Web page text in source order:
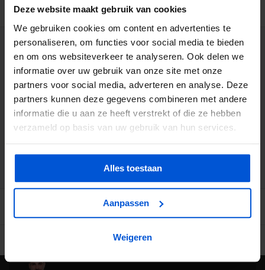
Deze website maakt gebruik van cookies
We gebruiken cookies om content en advertenties te
personaliseren, om functies voor social media te bieden
en om ons websiteverkeer te analyseren. Ook delen we
informatie over uw gebruik van onze site met onze
partners voor social media, adverteren en analyse. Deze
partners kunnen deze gegevens combineren met andere
informatie die u aan ze heeft verstrekt of die ze hebben
verzameld op basis van uw gebruik van hun services.
Alles toestaan
Aanpassen
Weigeren
BESCHRIJVING
WIJ HELPEN JE GRAAG
0317 358 228
info@dejonghandelsonderneming.nl
Ruime voorraad in kwalitatieve producten